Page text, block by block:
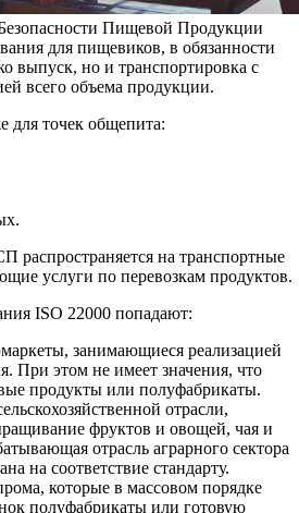
Пищевой Продукции
для пищевиков, в обязанности
выпуск, но и транспортировка с
всего объема продукции.
для точек общепита:
на транспортные
услуги по перевозкам продуктов.
ISO 22000 попадают:
занимающиеся реализацией
При этом не имеет значения, что
продукты или полуфабрикаты.
отрасли,
фруктов и овощей, чая и
отрасль аграрного сектора
на соответствие стандарту.
которые в массовом порядке
полуфабрикаты или готовую